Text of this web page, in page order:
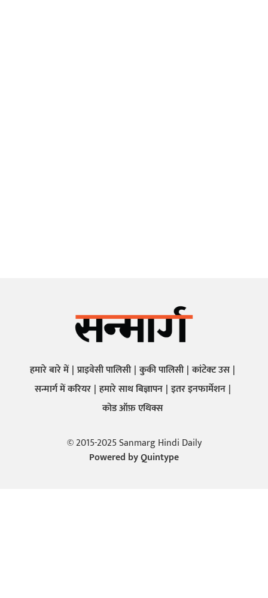
हमारे बारे में प्राइवेसी पालिसी कुकी पालिसी कांटेक्ट उस
सन्मार्ग में करियर हमारे साथ बिज्ञापन इतर इनफार्मेशन
कोड ऑफ़ एथिक्स
© 2015-2025 Sanmarg Hindi Daily
Powered byQuintype